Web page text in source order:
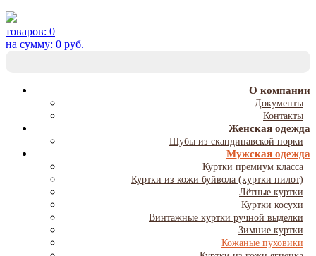
товаров: 0
на сумму: 0 руб.
О компании
Документы
Контакты
Женская одежда
Шубы из скандинавской норки
Мужская одежда
Куртки премиум класса
Куртки из кожи буйвола (куртки пилот)
Лётные куртки
Куртки косухи
Винтажные куртки ручной выделки
Зимние куртки
Кожаные пуховики